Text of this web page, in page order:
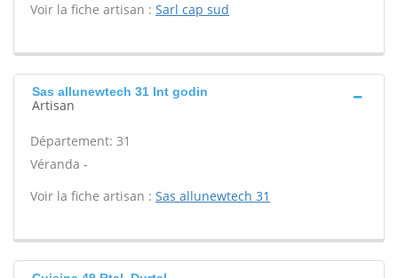
Voir la fiche artisan : Sarl cap sud
Sas allunewtech 31 Int godin
Artisan
Département: 31
Véranda -
Voir la fiche artisan : Sas allunewtech 31